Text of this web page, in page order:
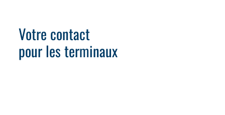
Votre contact
pour les terminaux